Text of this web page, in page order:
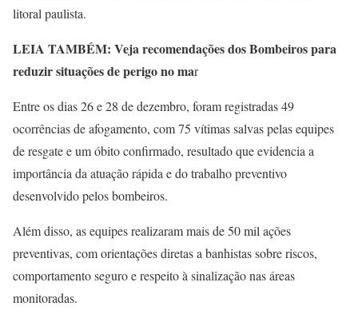
litoral paulista.
LEIA TAMBÉM: Veja recomendações dos Bombeiros para
reduzir situações de perigo no mar
Entre os dias 26 e 28 de dezembro, foram registradas 49
ocorrências de afogamento, com 75 vítimas salvas pelas equipes
de resgate e um óbito confirmado, resultado que evidencia a
importância da atuação rápida e do trabalho preventivo
desenvolvido pelos bombeiros.
Além disso, as equipes realizaram mais de 50 mil ações
preventivas, com orientações diretas a banhistas sobre riscos,
comportamento seguro e respeito à sinalização nas áreas
monitoradas.